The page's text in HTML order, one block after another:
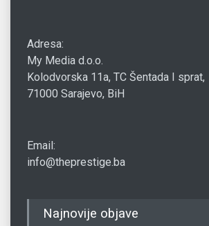
Adresa:
My Media d.o.o.
Kolodvorska 11a, TC Šentada I sprat,
71000 Sarajevo, BiH
Email:
info@theprestige.ba
Najnovije objave